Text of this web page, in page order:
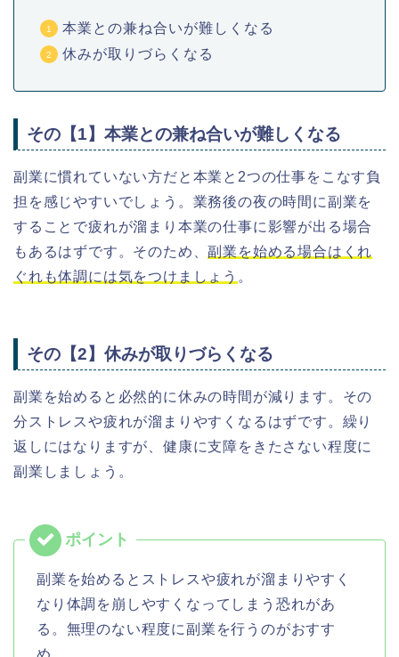
本業との兼ね合いが難しくなる
休みが取りづらくなる
その【1】本業との兼ね合いが難しくなる
副業に慣れていない方だと本業と2つの仕事をこなす負
担を感じやすいでしょう。業務後の夜の時間に副業を
することで疲れが溜まり本業の仕事に影響が出る場合
もあるはずです。そのため、副業を始める場合はくれ
ぐれも体調には気をつけましょう 。
その【2】休みが取りづらくなる
副業を始めると必然的に休みの時間が減ります。その
分ストレスや疲れが溜まりやすくなるはずです。繰り
返しにはなりますが、健康に支障をきたさない程度に
副業しましょう。
副業を始めるとストレスや疲れが溜まりやすく
なり体調を崩しやすくなってしまう恐れがあ
る。無理のない程度に副業を行うのがおすす
め。